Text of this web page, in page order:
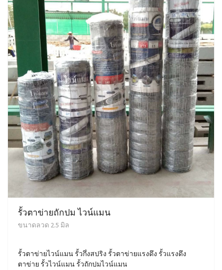
รั้วตาข่ายถักปม ไวน์แมน
ขนาดลวด 2.5 มิล
รั้วตาข่ายไวน์แมน รั้วกึ่งสปริง รั้วตาข่ายแรงดึง รั้วแรงดึง
ตาข่าย รั้วไวน์แมน รั้วถักปมไวน์แมน